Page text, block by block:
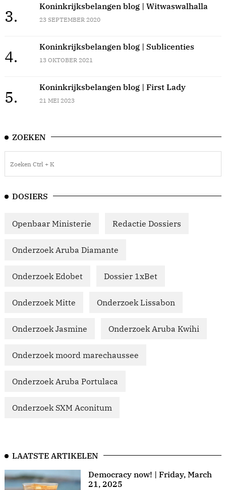
3.
Koninkrijksbelangen blog | Witwaswalhalla
23 SEPTEMBER 2020
4.
Koninkrijksbelangen blog | Sublicenties
13 OKTOBER 2021
5.
Koninkrijksbelangen blog | First Lady
21 MEI 2023
ZOEKEN
DOSIERS
Openbaar Ministerie Redactie Dossiers
Onderzoek Aruba Diamante
Onderzoek Edobet Dossier 1xBet
Onderzoek Mitte Onderzoek Lissabon
Onderzoek Jasmine Onderzoek Aruba Kwihi
Onderzoek moord marechaussee
Onderzoek Aruba Portulaca
Onderzoek SXM Aconitum
LAATSTE ARTIKELEN
Democracy now! | Friday, March
21, 2025